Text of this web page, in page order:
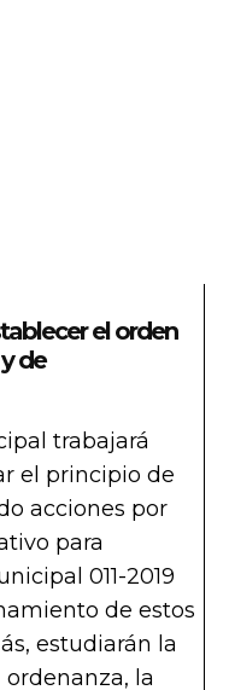
el orden
de
trabajará
el principio de
acciones por
para
011-2019
de estos
estudiarán la
la